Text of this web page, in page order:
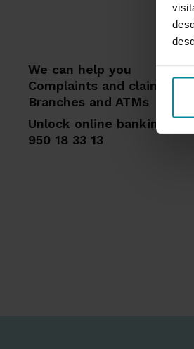
We can help you
Complaints and claims
Branches and ATMs
Unlock online banking
950 18 33 13